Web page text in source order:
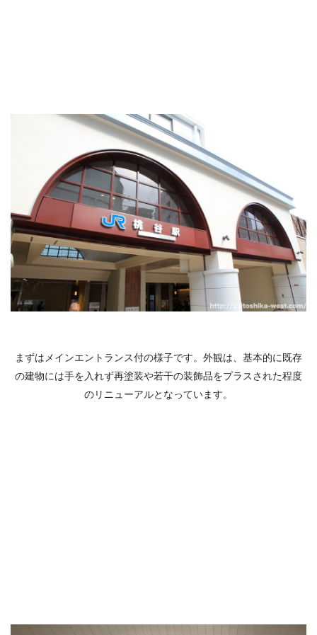
まずはメインエントランス付の様子です。外観は、基本的に既存
の建物には手を入れず再塗装や若干の装飾品をプラスされた程度
のリニューアルとなっています。